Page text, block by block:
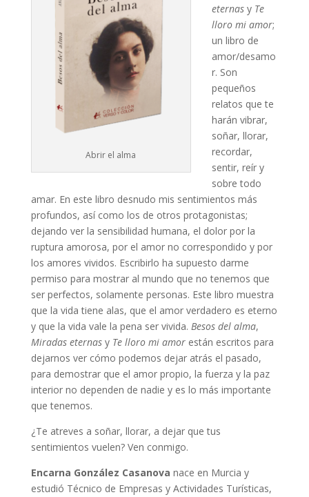
Abrir el alma
eternasy Te
lloro mi amor;
un libro de
amor/desamo
r. Son
pequeños
relatos que te
harán vibrar,
soñar, llorar,
recordar,
sentir, reír y
sobre todo
amar. En este libro desnudo mis sentimientos más
profundos, así como los de otros protagonistas;
dejando ver la sensibilidad humana, el dolor por la
ruptura amorosa, por el amor no correspondido y por
los amores vividos. Escribirlo ha supuesto darme
permiso para mostrar al mundo que no tenemos que
ser perfectos, solamente personas. Este libro muestra
que la vida tiene alas, que el amor verdadero es eterno
y que la vida vale la pena ser vivida. Besos del alma,
Miradas eternasy Te lloro mi amorestán escritos para
dejarnos ver cómo podemos dejar atrás el pasado,
para demostrar que el amor propio, la fuerza y la paz
interior no dependen de nadie y es lo más importante
que tenemos.
¿Te atreves a soñar, llorar, a dejar que tus
sentimientos vuelen? Ven conmigo.
Encarna González Casanova nace en Murcia y
estudió Técnico de Empresas y Actividades Turísticas,